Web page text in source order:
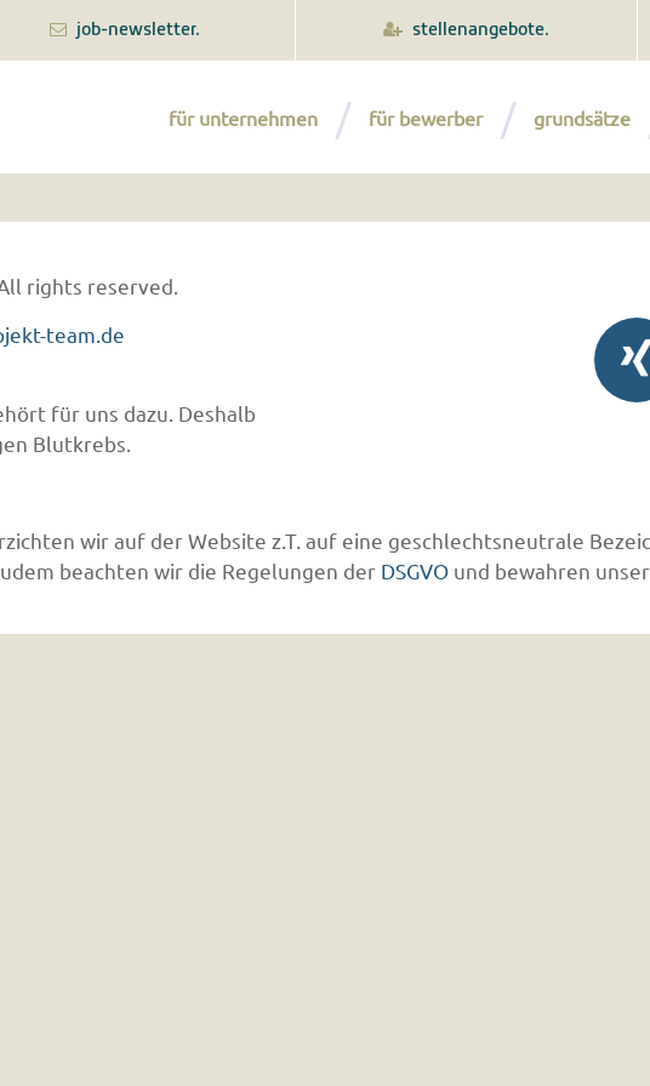
job-newsletter. stellenangebote.
für unternehmen für bewerber grundsätze
rights reserved.
team.de
für uns dazu. Deshalb
Blutkrebs.
wir auf der Website z.T. auf eine geschlechtsneutrale
beachten wir die Regelungen der DSGVO und bewahren